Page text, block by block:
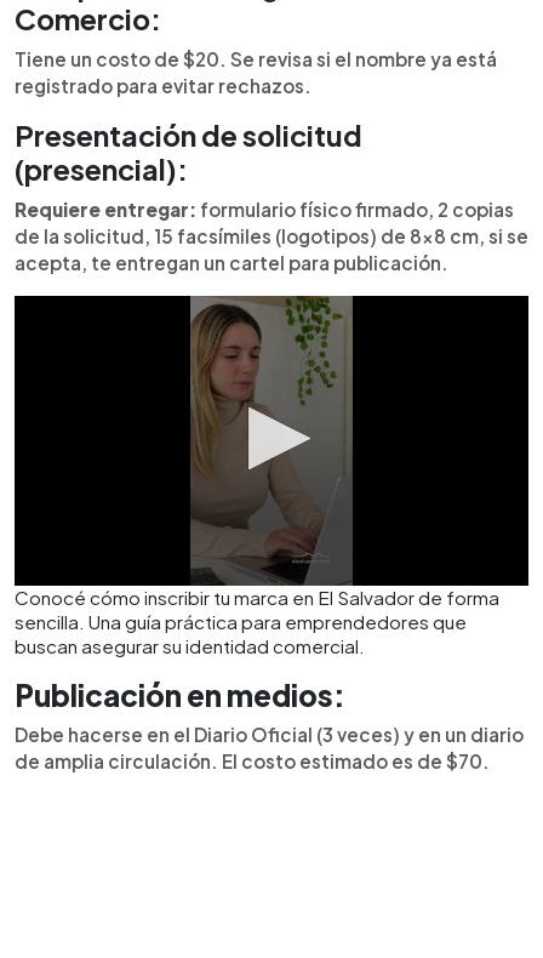
Comercio:
Tiene un costo de $20. Se revisa si el nombre ya está
registrado para evitar rechazos.
Presentación de solicitud
(presencial):
Requiere entregar: formulario físico firmado, 2 copias
de la solicitud, 15 facsímiles (logotipos) de 8x8 cm, si se
acepta, te entregan un cartel para publicación.
Conocé cómo inscribir tu marca en El Salvador de forma
sencilla. Una guía práctica para emprendedores que
buscan asegurar su identidad comercial.
Publicación en medios:
Debe hacerse en el Diario Oficial (3 veces) y en un diario
de amplia circulación. El costo estimado es de $70.